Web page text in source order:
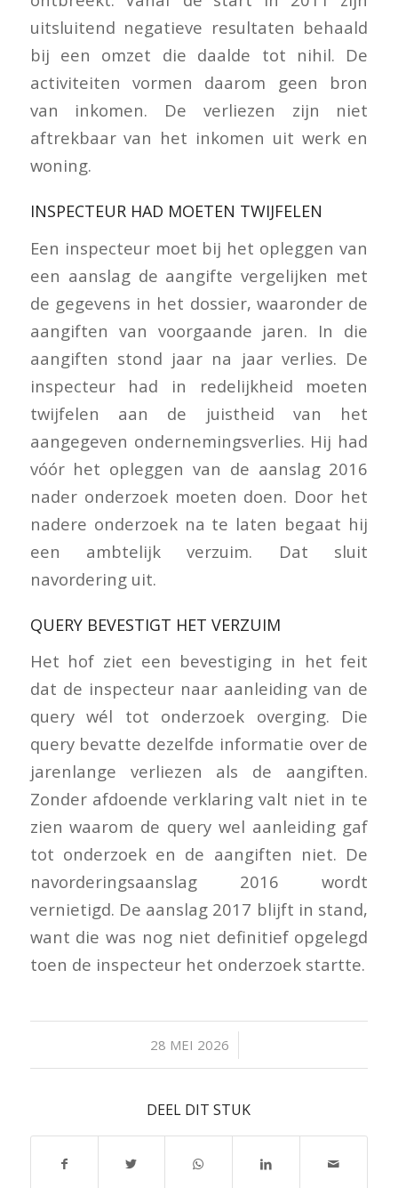
uitsluitend negatieve resultaten behaald
bij een omzet die daalde tot nihil. De
activiteiten vormen daarom geen bron
van inkomen. De verliezen zijn niet
aftrekbaar van het inkomen uit werk en
woning.
INSPECTEUR HAD MOETEN TWIJFELEN
Een inspecteur moet bij het opleggen van
een aanslag de aangifte vergelijken met
de gegevens in het dossier, waaronder de
aangiften van voorgaande jaren. In die
aangiften stond jaar na jaar verlies. De
inspecteur had in redelijkheid moeten
twijfelen aan de juistheid van het
aangegeven ondernemingsverlies. Hij had
vóór het opleggen van de aanslag 2016
nader onderzoek moeten doen. Door het
nadere onderzoek na te laten begaat hij
een ambtelijk verzuim. Dat sluit
navordering uit.
QUERY BEVESTIGT HET VERZUIM
Het hof ziet een bevestiging in het feit
dat de inspecteur naar aanleiding van de
query wél tot onderzoek overging. Die
query bevatte dezelfde informatie over de
jarenlange verliezen als de aangiften.
Zonder afdoende verklaring valt niet in te
zien waarom de query wel aanleiding gaf
tot onderzoek en de aangiften niet. De
navorderingsaanslag 2016 wordt
vernietigd. De aanslag 2017 blijft in stand,
want die was nog niet definitief opgelegd
toen de inspecteur het onderzoek startte.
28 MEI 2026
/
DEEL DIT STUK